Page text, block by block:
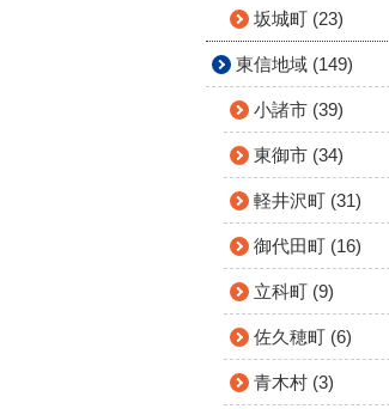
坂城町 (23)
東信地域 (149)
小諸市 (39)
東御市 (34)
軽井沢町 (31)
御代田町 (16)
立科町 (9)
佐久穂町 (6)
青木村 (3)